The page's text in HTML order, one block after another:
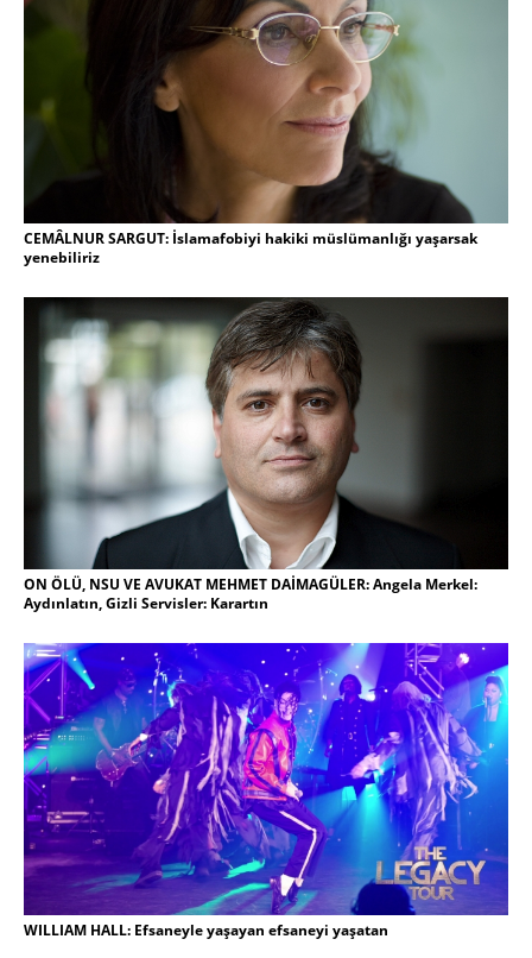
CEMÂLNUR SARGUT: İslamafobiyi hakiki müslümanlığı yaşarsak
yenebiliriz
ON ÖLÜ, NSU VE AVUKAT MEHMET DAİMAGÜLER: Angela Merkel:
Aydınlatın, Gizli Servisler: Karartın
WILLIAM HALL: Efsaneyle yaşayan efsaneyi yaşatan